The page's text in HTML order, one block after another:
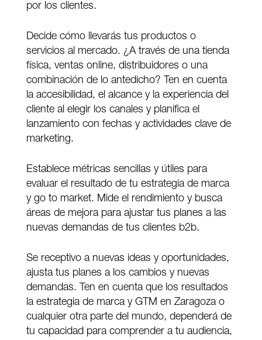
por los clientes.
Decide cómo llevarás tus productos o
servicios al mercado. ¿A través de una tienda
física, ventas online, distribuidores o una
combinación de lo antedicho? Ten en cuenta
la accesibilidad, el alcance y la experiencia del
cliente al elegir los canales y planifica el
lanzamiento con fechas y actividades clave de
marketing.
Establece métricas sencillas y útiles para
evaluar el resultado de tu estrategia de marca
y go to market. Mide el rendimiento y busca
áreas de mejora para ajustar tus planes a las
nuevas demandas de tus clientes b2b.
Se receptivo a nuevas ideas y oportunidades,
ajusta tus planes a los cambios y nuevas
demandas. Ten en cuenta que los resultados
la estrategia de marca y GTM en Zaragoza o
cualquier otra parte del mundo, dependerá de
tu capacidad para comprender a tu audiencia,